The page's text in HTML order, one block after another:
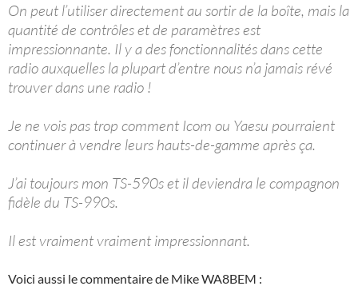
On peut l’utiliser directement au sortir de la boîte, mais la
quantité de contrôles et de paramètres est
impressionnante. Il y a des fonctionnalités dans cette
radio auxquelles la plupart d’entre nous n’a jamais révé
trouver dans une radio !
Je ne vois pas trop comment Icom ou Yaesu pourraient
continuer à vendre leurs hauts-de-gamme après ça.
J’ai toujours mon TS-590s et il deviendra le compagnon
fidèle du TS-990s.
Il est vraiment vraiment impressionnant.
Voici aussi le commentaire de Mike WA8BEM :